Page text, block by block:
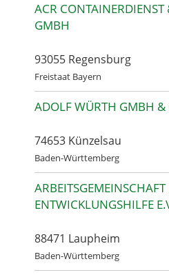
ACR CONTAINERDIENST
GMBH
93055 Regensburg
Freistaat Bayern
ADOLF WÜRTH GMBH &
74653 Künzelsau
Baden-Württemberg
ENTWICKLUNGSHILFE
88471 Laupheim
Baden-Württemberg